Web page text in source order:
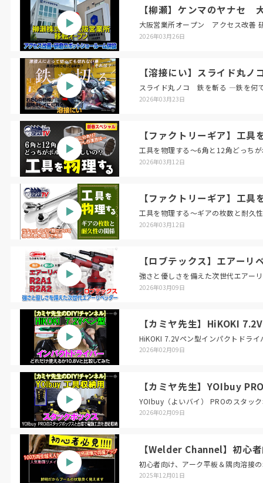
【柳瀬】ケンマのヤナセ
大阪営業所オープン アクセス改善
2026年03月26日
【溶接にい】スライド丸
スライド丸ノコ 鉄を斬る ―鉄を何
2026年03月23日
【ファクトリーギア】工
工具を物理する〜6角と12角どっち
2026年03月12日
【ファクトリーギア】工
工具を物理する〜ギアの枚数と耐久
2026年03月12日
【ロブテックス】エアーリ
強さと優しさを備えた次世代エアー
2026年03月09日
【カミヤ先生】HiKOKI
HiKOKI 7.2Vペン型インパクトドラ
2026年02月09日
【カミヤ先生】YOIbuy
YOIbuy（よいバイ） PROのスタッ
2026年02月09日
【Welder Channel】初心
初心者向け、アーク平板＆隅肉溶接
2025年12月01日